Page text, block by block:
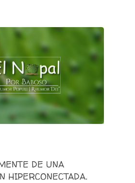
DE UNA
HIPERCONECTADA.